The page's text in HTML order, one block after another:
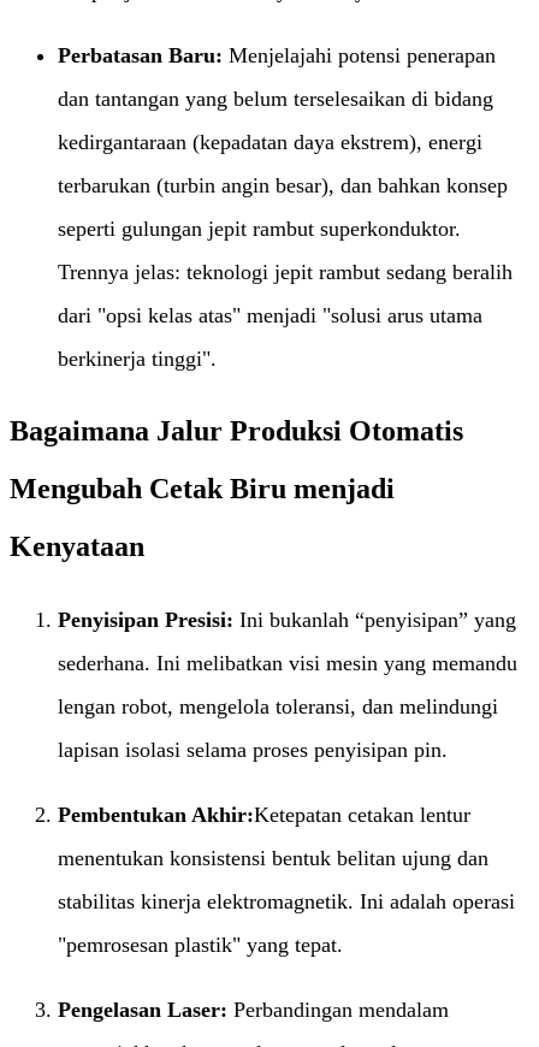
Perbatasan Baru:​ ​ Menjelajahi potensi penerapan
dan tantangan yang belum terselesaikan di bidang
kedirgantaraan (kepadatan daya ekstrem), energi
terbarukan (turbin angin besar), dan bahkan konsep
seperti gulungan jepit rambut superkonduktor.
Trennya jelas: teknologi jepit rambut sedang beralih
dari "opsi kelas atas" menjadi "solusi arus utama
berkinerja tinggi".
Bagaimana Jalur Produksi Otomatis
Mengubah Cetak Biru menjadi
Kenyataan
Penyisipan Presisi:​ ​ Ini bukanlah “penyisipan” yang
sederhana. Ini melibatkan visi mesin yang memandu
lengan robot, mengelola toleransi, dan melindungi
lapisan isolasi selama proses penyisipan pin.
Pembentukan Akhir:​Ketepatan cetakan lentur
menentukan konsistensi bentuk belitan ujung dan
stabilitas kinerja elektromagnetik. Ini adalah operasi
"pemrosesan plastik" yang tepat.
Pengelasan Laser:​ ​ Perbandingan mendalam